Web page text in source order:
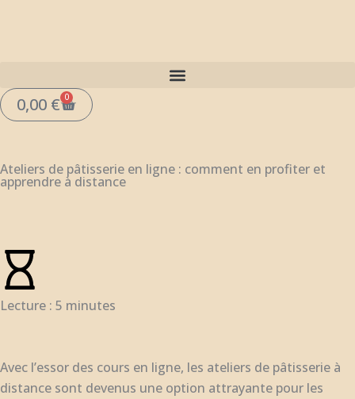
0,00 € 0
Panier
Ateliers de pâtisserie en ligne : comment en profiter et
apprendre à distance
Lecture : 5 minutes
Avec l’essor des cours en ligne, les ateliers de pâtisserie à
distance sont devenus une option attrayante pour les